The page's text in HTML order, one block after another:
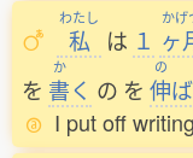
わたし
私 は １
かげ
ヶ
を
か
書く の を
の
伸
I put off